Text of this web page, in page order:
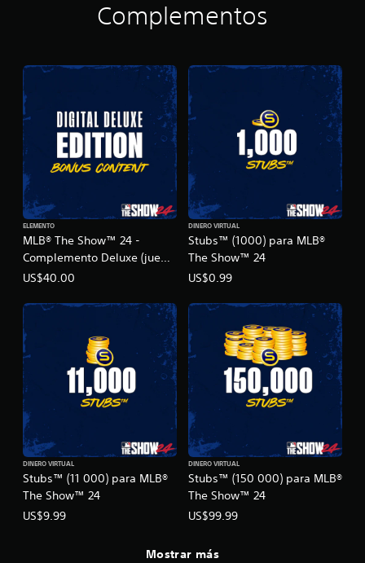
Complementos
MLB® The Show™ 24 -
Complemento Deluxe (juego
no incluido)
ELEMENTO
US$40.00
Stubs™ (1000) para MLB®
The Show™ 24
DINERO VIRTUAL
US$0.99
Stubs™ (11 000) para MLB®
The Show™ 24
DINERO VIRTUAL
US$9.99
Stubs™ (150 000) para MLB®
The Show™ 24
DINERO VIRTUAL
US$99.99
Mostrar más